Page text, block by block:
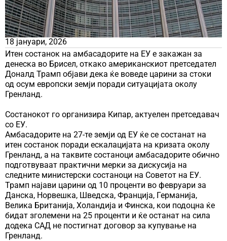
18 јануари, 2026
Итен состанок на амбасадорите на ЕУ е закажан за
денеска во Брисел, откако американскиот претседател
Доналд Трамп објави дека ќе воведе царини за стоки
од осум европски земји поради ситуацијата околу
Гренланд.
Состанокот го организира Кипар, актуелен претседавач
со ЕУ.
Амбасадорите на 27-те земји од ЕУ ќе се состанат на
итен состанок поради ескалацијата на кризата околу
Гренланд, а на таквите состаноци амбасадорите обично
подготвуваат практични мерки за дискусија на
следните министерски состаноци на Советот на ЕУ.
Трамп најави царини од 10 проценти во февруари за
Данска, Норвешка, Шведска, Франција, Германија,
Велика Британија, Холандија и Финска, кои подоцна ќе
бидат зголемени на 25 проценти и ќе останат на сила
додека САД не постигнат договор за купување на
Гренланд.